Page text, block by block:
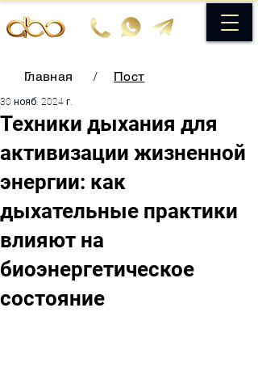
Главная / Пост
Техники дыхания для
активизации жизненной
энергии: как
дыхательные практики
влияют на
биоэнергетическое
состояние
30 нояб. 2024 г.